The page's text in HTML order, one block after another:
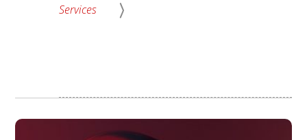
Services